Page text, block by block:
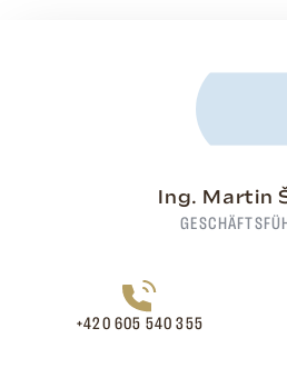
Ing. Martin
+420 605 540 355